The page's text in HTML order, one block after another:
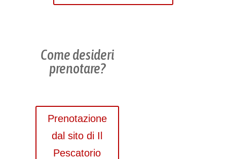
Come desideri
prenotare?
Prenotazione
dal sito di Il
Pescatorio